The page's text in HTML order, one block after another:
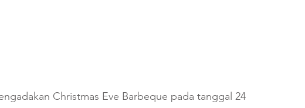
Christmas Eve Barbeque pada tanggal 24